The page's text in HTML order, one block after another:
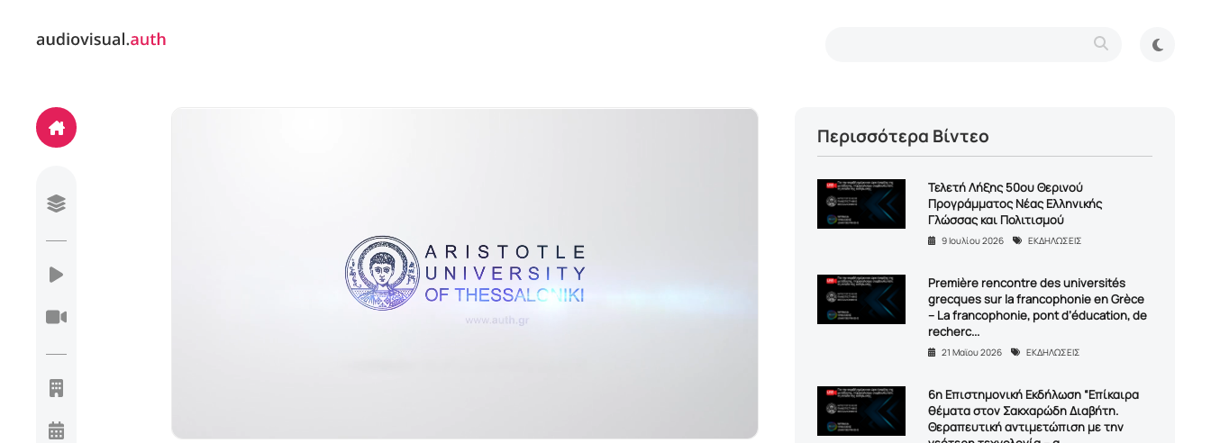
Περισσότερα Βίντεο
Τελετή Λήξης 50ου Θερινού
Προγράμματος Νέας Ελληνικής
Γλώσσας και Πολιτισμού
9 Ιουλίου 2026 ΕΚΔΗΛΩΣΕΙΣ
Première rencontre des universités
grecques sur la francophonie en Grèce
– La francophonie, pont d’éducation, de
recherc...
21 Μαϊου 2026 ΕΚΔΗΛΩΣΕΙΣ
6η Επιστημονική Εκδήλωση “Επίκαιρα
θέματα στον Σακχαρώδη Διαβήτη.
Θεραπευτική αντιμετώπιση με την